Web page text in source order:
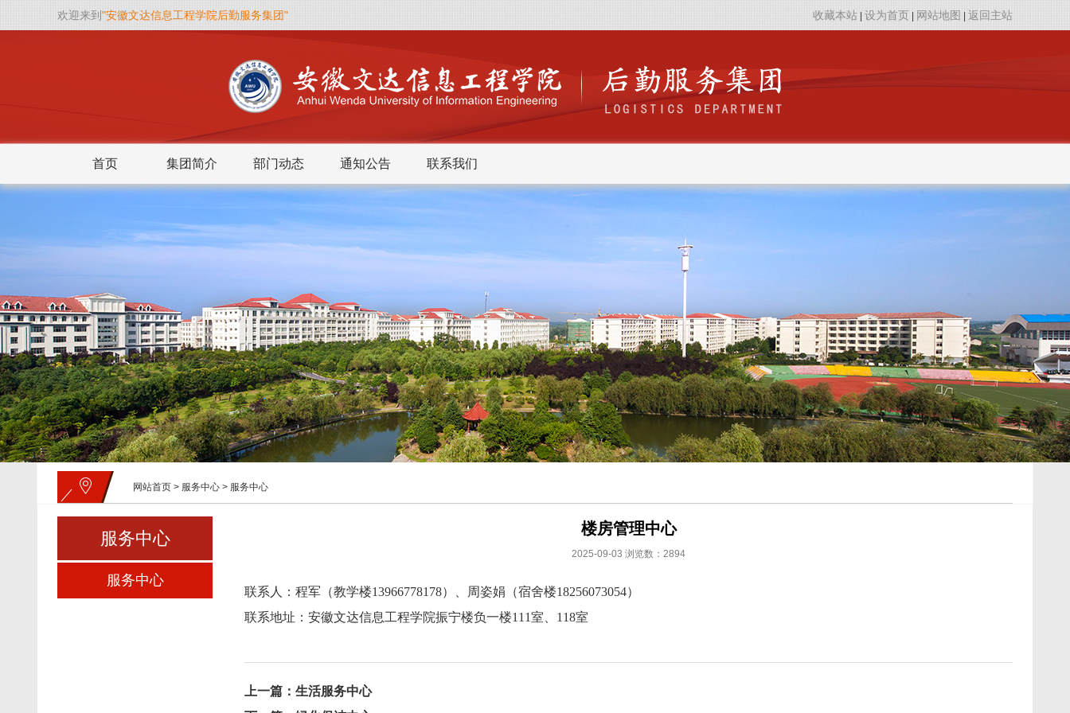
欢迎来到 "安徽文达信息工程学院后勤服务集团" 收藏本站 设为首页 网站地图 返回主站
首页 集团简介 部门动态 通知公告 联系我们
网站首页 > 服务中心 > 服务中心
服务中心
服务中心
楼房管理中心
2025-09-03 浏览数： 2894
联系人： 程军（教学楼13966778178）、周姿娟（宿舍楼18256073054）
联系地址：安徽文达信息工程学院振宁楼负一楼111室、118室
上一篇： 生活服务中心